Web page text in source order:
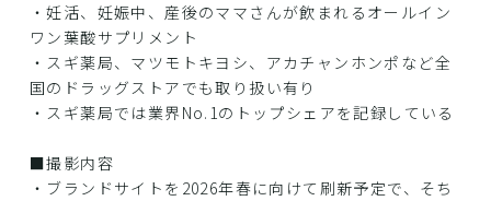
・妊活、妊娠中、産後のママさんが飲まれるオールイン
ワン葉酸サプリメント
・スギ薬局、マツモトキヨシ、アカチャンホンポなど全
国のドラッグストアでも取り扱い有り
・スギ薬局では業界No.1のトップシェアを記録している
■撮影内容
・ブランドサイトを2026年春に向けて刷新予定で、そち